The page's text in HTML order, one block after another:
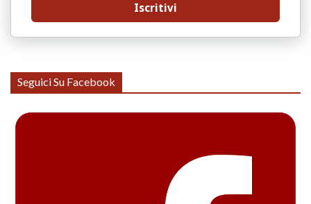
Iscritivi
Seguici Su Facebook